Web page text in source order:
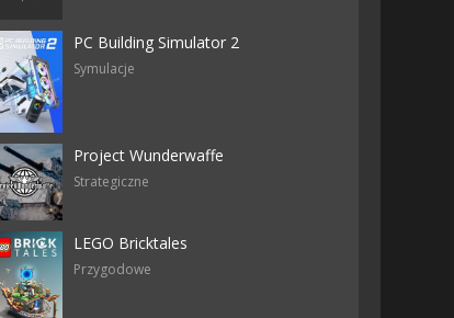
PC Building Simulator 2
Symulacje
Project Wunderwaffe
Strategiczne
LEGO Bricktales
Przygodowe